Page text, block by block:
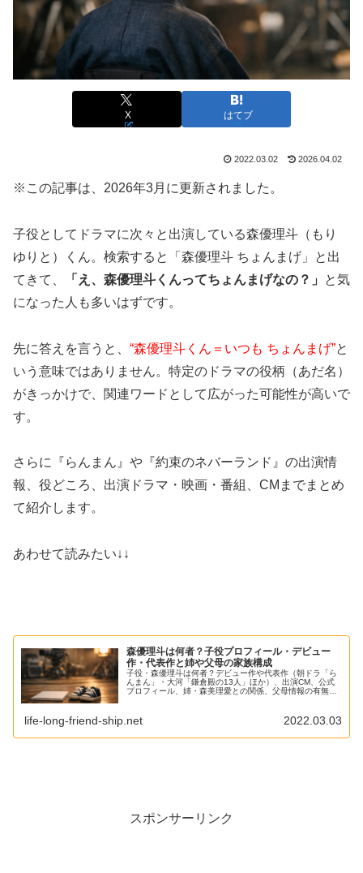
X はてブ
2022.03.02 2026.04.02
※この記事は、2026年3月に更新されました。
子役としてドラマに次々と出演している森優理斗（もり
ゆりと）くん。検索すると「森優理斗 ちょんまげ」と出
てきて、
「え、森優理斗くんってちょんまげなの？」
と気
になった人も多いはずです。
先に答えを言うと、 “森優理斗くん＝いつも ちょんまげ”と
いう意味ではありません。特定のドラマの役柄（あだ名）
がきっかけで、関連ワードとして広がった可能性が高いで
す。
さらに『らんまん』や『約束のネバーランド』の出演情
報、役どころ、出演ドラマ・映画・番組、CMまでまとめ
て紹介します。
あわせて読みたい↓↓
森優理斗は何者？子役プロフィール・デビュー
作・代表作と姉や父母の家族構成
子役・森優理斗は何者？デビュー作や代表作（朝ドラ「ら
んまん」・大河「鎌倉殿の13人」ほか）、出演CM、公式
プロフィール、姉・森美理愛との関係、父母情報の有無と
life-long-friend-ship.net 2022.03.03
スポンサーリンク